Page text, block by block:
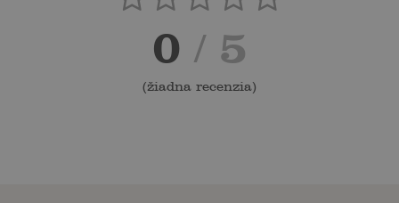
0 / 5
(žiadna recenzia)